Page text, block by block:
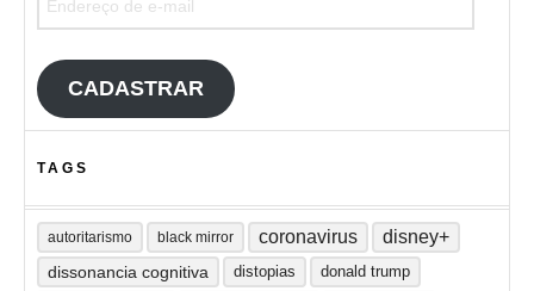
CADASTRAR
TAGS
autoritarismo black mirror coronavirus disney+
dissonancia cognitiva distopias donald trump